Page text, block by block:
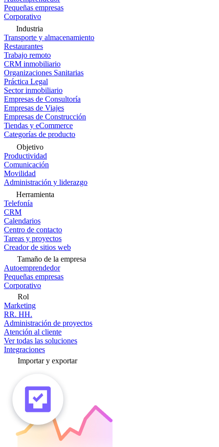
Pequeñas empresas
Corporativo
Industria
Transporte y almacenamiento
Restaurantes
Trabajo remoto
CRM inmobiliario
Organizaciones Sanitarias
Práctica Legal
Sector inmobiliario
Empresas de Consultoría
Empresas de Viajes
Empresas de Construcción
Tiendas y eCommerce
Categorías de producto
Objetivo
Productividad
Comunicación
Movilidad
Administración y liderazgo
Herramienta
Telefonía
CRM
Calendarios
Centro de contacto
Tareas y proyectos
Creador de sitios web
Tamaño de la empresa
Autoemprendedor
Pequeñas empresas
Corporativo
Rol
Marketing
RR. HH.
Administración de proyectos
Atención al cliente
Ver todas las soluciones
Integraciones
Importar y exportar